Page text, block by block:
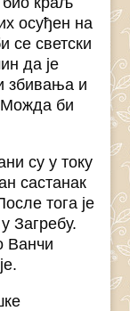
осуђен на
се светски
да је
збивања и
Можда би
су у току
састанак
тога је
Загребу.
Ванчи